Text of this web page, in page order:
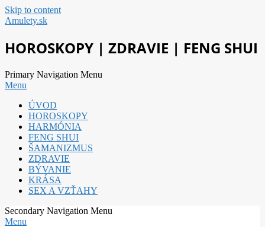
Skip to content
Amulety.sk
HOROSKOPY | ZDRAVIE | FENG SHUI
Primary Navigation Menu
Menu
ÚVOD
HOROSKOPY
HARMÓNIA
FENG SHUI
ŠAMANIZMUS
ZDRAVIE
BÝVANIE
KRÁSA
SEX A VZŤAHY
Secondary Navigation Menu
Menu